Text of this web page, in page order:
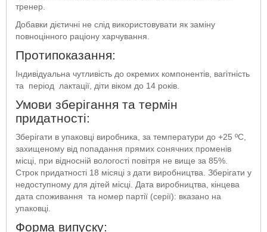
тренер.
Добавки дієтичні не слід використовувати як заміну
повноцінного раціону харчування.
Протипоказання:
Індивідуальна чутливість до окремих компонентів, вагітність
та період лактації, діти віком до 14 років.
Умови зберігання та термін
придатності:
Зберігати в упаковці виробника, за температури до +25 ºС,
захищеному від попадання прямих сонячних променів
місці, при відносній вологості повітря не вище за 85%.
Строк придатності 18 місяці з дати виробництва. Зберігати у
недоступному для дітей місці. Дата виробництва, кінцева
дата споживання та номер партії (серії): вказано на
упаковці.
Форма випуску: